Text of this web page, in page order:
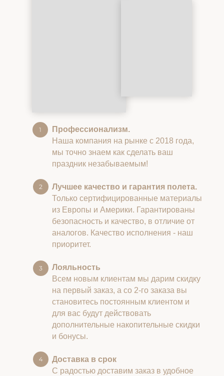
Профессионализм.
Наша компания на рынке с 2018 года,
мы точно знаем как сделать ваш
праздник незабываемым!
Лучшее качество и гарантия полета.
Только сертифицированные материалы
из Европы и Америки. Гарантированы
безопасность и качество, в отличие от
аналогов. Качество исполнения - наш
приоритет.
Лояльность
Всем новым клиентам мы дарим скидку
на первый заказ, а со 2-го заказа вы
становитесь постоянным клиентом и
для вас будут действовать
дополнительные накопительные скидки
и бонусы.
Доставка в срок
С радостью доставим заказ в удобное